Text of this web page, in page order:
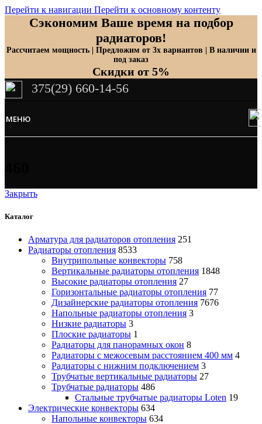
Перейти к навигации Перейти к основному контенту
Сэкономим Ваше время на подбор
радиаторов!
Рассчитаем мощность | Предложим от 3х вариантов | В наличии и
под заказ
Скидки от 5%
375(29) 660-14-56
МЕНЮ
Закрыть
Каталог
Арматура для радиаторов отопления 251
Радиаторы отопления 8533
Внутрипольные конвекторы 758
Вертикальные радиаторы отопления 1848
Высокие радиаторы отопления 27
Горизонтальные радиаторы отопления 77
Дизайнерские радиаторы отопления 7676
Напольные радиаторы отопления 3
Низкие радиаторы 3
Плоские радиаторы 1
Радиаторы для панорамных окон 8
Радиаторы с межосевым расстоянием 400 мм 4
Радиаторы с нижним подключением 3
Трубчатые вертикальные радиаторы 27
Трубчатые радиаторы 486
Cтальные трубчатые радиаторы Loten 19
Электрические конвекторы 634
Напольные конвекторы 634